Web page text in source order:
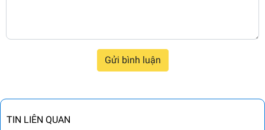
TIN LIÊN QUAN
Gửi bình luận